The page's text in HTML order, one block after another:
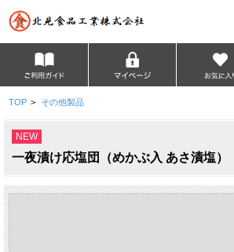
TOP > その他製品
NEW
一夜漬け応塩団（めかぶ入 あさ漬塩